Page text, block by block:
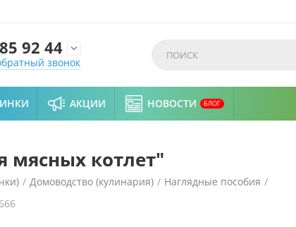
92 44 
звонок
АКЦИИ НОВОСТИ БЛОГ
мясных котлет"
/ Домоводство (кулинария) / Наглядные пособия /